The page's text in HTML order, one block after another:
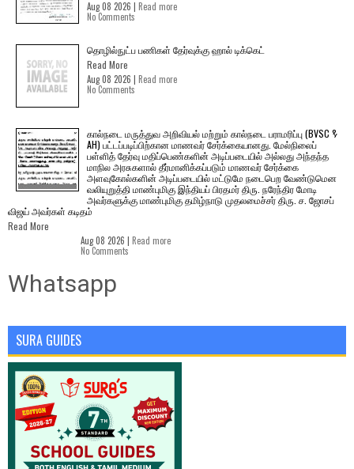
Aug 08 2026 | Read more
No Comments
தொழில்நுட்ப பணிகள் தேர்வுக்கு ஹால் ​டிக்கெட்
Read More
Aug 08 2026 | Read more
No Comments
கால்நடை மருத்துவ அறிவியல் மற்றும் கால்நடை பராமரிப்பு (BVSC &
AH) பட்டப்படிப்பிற்கான மாணவர் சேர்க்கையானது. மேல்நிலைப்
பள்ளித் தேர்வு மதிப்பெண்களின் அடிப்படையில் அல்லது அந்தந்த
மாநில அரசுகளால் தீர்மானிக்கப்படும் மாணவர் சேர்க்கை
அளவுகோல்களின் அடிப்படையில் மட்டுமே நடைபெற வேண்டுமென
வலியுறுத்தி மாண்புமிகு இந்தியப் பிரதமர் திரு. நரேந்திர மோடி
அவர்களுக்கு மாண்புமிகு தமிழ்நாடு முதலமைச்சர் திரு. ச. ஜோசப்
விஜய் அவர்கள் கடிதம்
Read More
Aug 08 2026 | Read more
No Comments
Whatsapp
SURA GUIDES